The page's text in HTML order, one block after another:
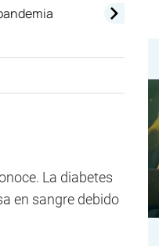
La diabetes
en sangre debido